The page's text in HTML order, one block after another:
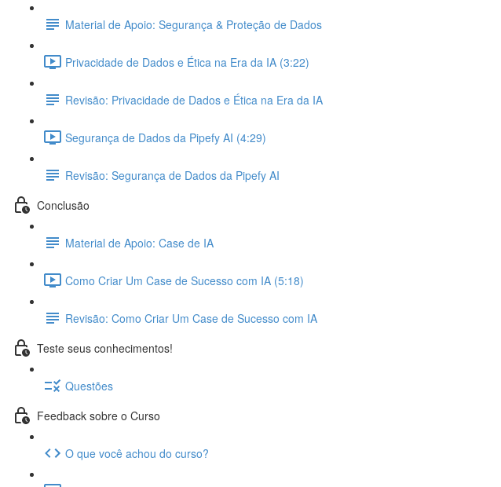
Material de Apoio: Segurança & Proteção de Dados
Privacidade de Dados e Ética na Era da IA (3:22)
Revisão: Privacidade de Dados e Ética na Era da IA
Segurança de Dados da Pipefy AI (4:29)
Revisão: Segurança de Dados da Pipefy AI
Conclusão
Material de Apoio: Case de IA
Como Criar Um Case de Sucesso com IA (5:18)
Revisão: Como Criar Um Case de Sucesso com IA
Teste seus conhecimentos!
Questões
Feedback sobre o Curso
O que você achou do curso?